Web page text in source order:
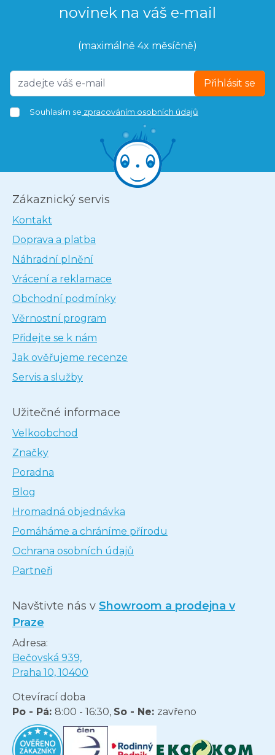
novinek na váš e-mail
(maximálně 4x měsíčně)
Přihlásit se
Souhlasím se zpracováním osobních údajů
Zákaznický servis
Kontakt
Doprava a platba
Náhradní plnění
Vrácení a reklamace
Obchodní podmínky
Věrnostní program
Přidejte se k nám
Jak ověřujeme recenze
Servis a služby
Užitečné informace
Velkoobchod
Značky
Poradna
Blog
Hromadná objednávka
Pomáháme a chráníme přírodu
Ochrana osobních údajů
Partneři
Navštivte nás v Showroom a prodejna v
Praze
Adresa:
Bečovská 939,
Praha 10, 10400
Otevírací doba
Po - Pá: 8:00 - 16:30, So - Ne: zavřeno